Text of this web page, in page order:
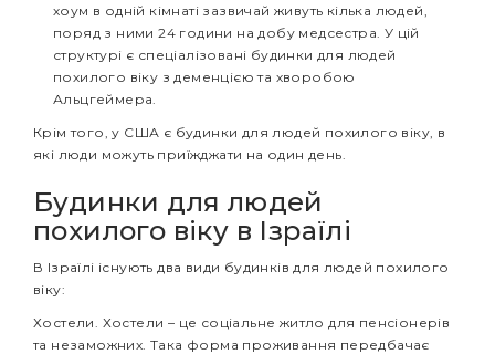
хоум в одній кімнаті зазвичай живуть кілька людей,
поряд з ними 24 години на добу медсестра. У цій
структурі є спеціалізовані будинки для людей
похилого віку з деменцією та хворобою
Альцгеймера.
Крім того, у США є будинки для людей похилого віку, в
які люди можуть приїжджати на один день.
Будинки для людей
похилого віку в Ізраїлі
В Ізраїлі існують два види будинків для людей похилого
віку:
Хостели. Хостели – це соціальне житло для пенсіонерів
та незаможних. Така форма проживання передбачає